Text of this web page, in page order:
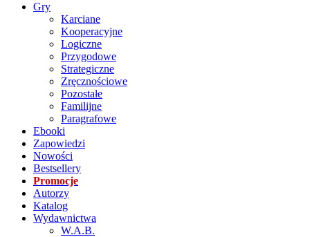
Gry
Karciane
Kooperacyjne
Logiczne
Przygodowe
Strategiczne
Zręcznościowe
Pozostałe
Familijne
Paragrafowe
Ebooki
Zapowiedzi
Nowości
Bestsellery
Promocje
Autorzy
Katalog
Wydawnictwa
W.A.B.